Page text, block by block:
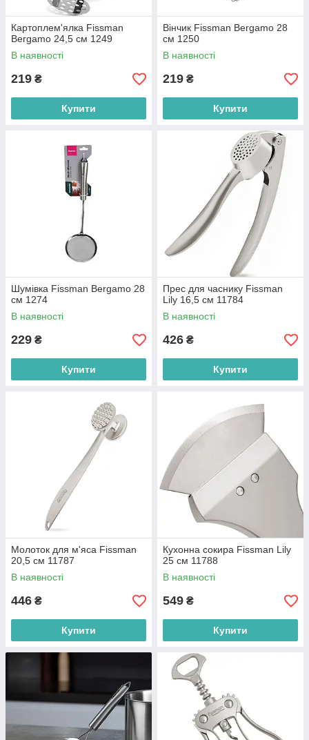
Картоплем'ялка Fissman
Bergamo 24,5 см 1249
В наявності
219 ₴
Купити
Вінчик Fissman Bergamo 28
см 1250
В наявності
219 ₴
Купити
Шумівка Fissman Bergamo 28
см 1274
В наявності
229 ₴
Купити
Прес для часнику Fissman
Lily 16,5 см 11784
В наявності
426 ₴
Купити
Молоток для м'яса Fissman
20,5 см 11787
В наявності
446 ₴
Купити
Кухонна сокира Fissman Lily
25 см 11788
В наявності
549 ₴
Купити